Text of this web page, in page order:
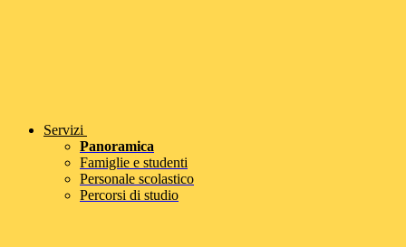
Servizi
Panoramica
Famiglie e studenti
Personale scolastico
Percorsi di studio